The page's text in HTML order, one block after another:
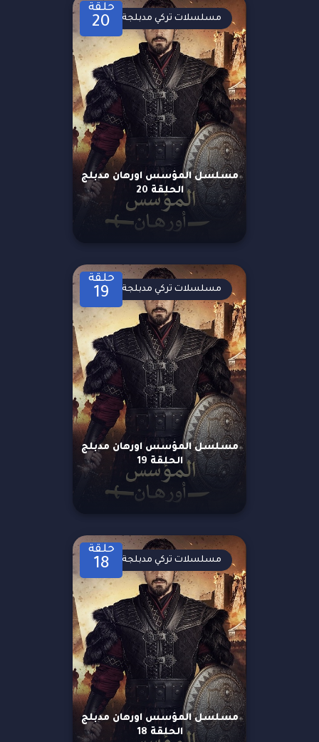
حلقة
20
مسلسل المؤسس اورهان مدبلج
الحلقة 20
مسلسلات تركي مدبلجة
حلقة
19
مسلسل المؤسس اورهان مدبلج
الحلقة 19
مسلسلات تركي مدبلجة
حلقة
18
مسلسل المؤسس اورهان مدبلج
الحلقة 18
مسلسلات تركي مدبلجة